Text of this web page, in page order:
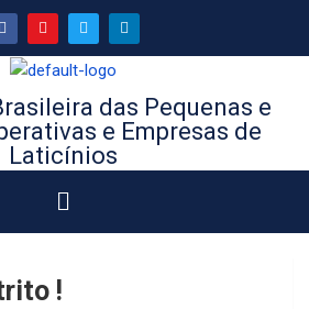
das Pequenas e
e Empresas de
Laticínios
!